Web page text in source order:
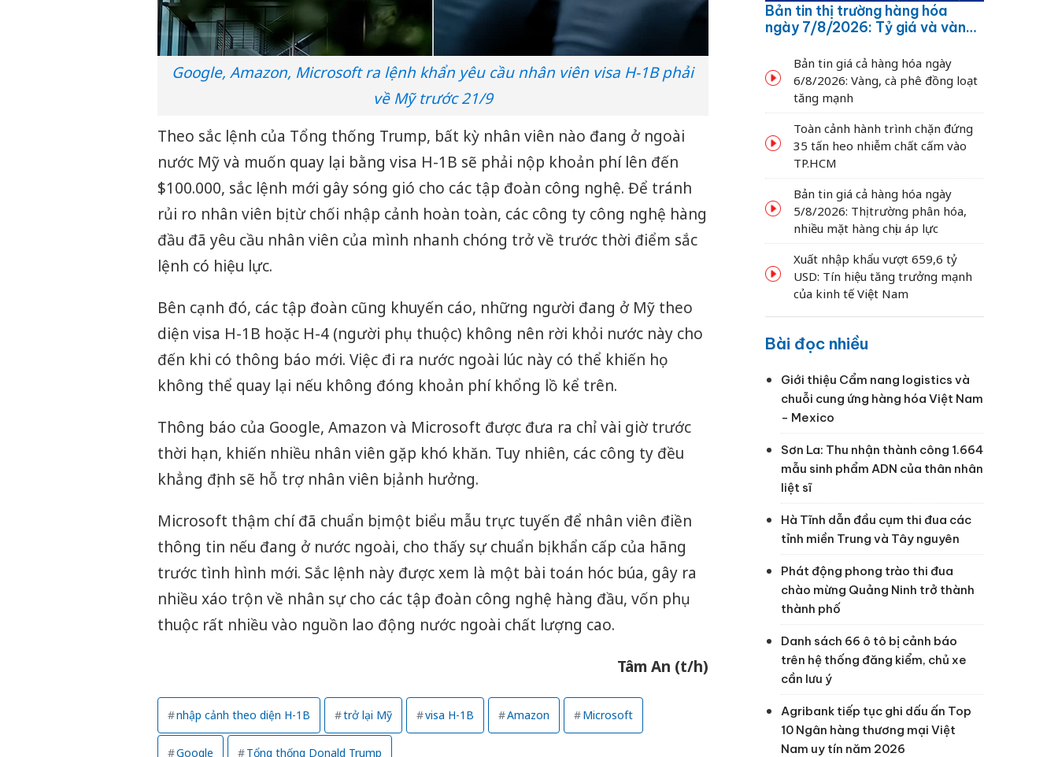
Google, Amazon, Microsoft ra lệnh khẩn yêu cầu nhân viên visa H-1B phải
về Mỹ trước 21/9
Theo sắc lệnh của Tổng thống Trump, bất kỳ nhân viên nào đang ở ngoài
nước Mỹ và muốn quay lại bằng visa H-1B sẽ phải nộp khoản phí lên đến
$100.000, sắc lệnh mới gây sóng gió cho các tập đoàn công nghệ. Để tránh
rủi ro nhân viên bị từ chối nhập cảnh hoàn toàn, các công ty công nghệ hàng
đầu đã yêu cầu nhân viên của mình nhanh chóng trở về trước thời điểm sắc
lệnh có hiệu lực.
Bên cạnh đó, các tập đoàn cũng khuyến cáo, những người đang ở Mỹ theo
diện visa H-1B hoặc H-4 (người phụ thuộc) không nên rời khỏi nước này cho
đến khi có thông báo mới. Việc đi ra nước ngoài lúc này có thể khiến họ
không thể quay lại nếu không đóng khoản phí khổng lồ kể trên.
Thông báo của Google, Amazon và Microsoft được đưa ra chỉ vài giờ trước
thời hạn, khiến nhiều nhân viên gặp khó khăn. Tuy nhiên, các công ty đều
khẳng định sẽ hỗ trợ nhân viên bị ảnh hưởng.
Microsoft thậm chí đã chuẩn bị một biểu mẫu trực tuyến để nhân viên điền
thông tin nếu đang ở nước ngoài, cho thấy sự chuẩn bị khẩn cấp của hãng
trước tình hình mới. Sắc lệnh này được xem là một bài toán hóc búa, gây ra
nhiều xáo trộn về nhân sự cho các tập đoàn công nghệ hàng đầu, vốn phụ
thuộc rất nhiều vào nguồn lao động nước ngoài chất lượng cao.
Tâm An (t/h)
nhập cảnh theo diện H-1B trở lại Mỹ visa H-1B Amazon Microsoft
Google Tổng thống Donald Trump
Bản tin thị trường hàng hóa
ngày 7/8/2026: Tỷ giá và vàng
dầu thế giới bật tăng
Bản tin giá cả hàng hóa ngày
6/8/2026: Vàng, cà phê đồng loạt
tăng mạnh
Toàn cảnh hành trình chặn đứng
35 tấn heo nhiễm chất cấm vào
TP.HCM
Bản tin giá cả hàng hóa ngày
5/8/2026: Thị trường phân hóa,
nhiều mặt hàng chịu áp lực
Xuất nhập khẩu vượt 659,6 tỷ
USD: Tín hiệu tăng trưởng mạnh
của kinh tế Việt Nam
Bài đọc nhiều
Giới thiệu Cẩm nang logistics và
chuỗi cung ứng hàng hóa Việt Nam
- Mexico
Sơn La: Thu nhận thành công 1.664
mẫu sinh phẩm ADN của thân nhân
liệt sĩ
Hà Tĩnh dẫn đầu cụm thi đua các
tỉnh miền Trung và Tây nguyên
Phát động phong trào thi đua
chào mừng Quảng Ninh trở thành
thành phố
Danh sách 66 ô tô bị cảnh báo
trên hệ thống đăng kiểm, chủ xe
cần lưu ý
Agribank tiếp tục ghi dấu ấn Top
10 Ngân hàng thương mại Việt
Nam uy tín năm 2026